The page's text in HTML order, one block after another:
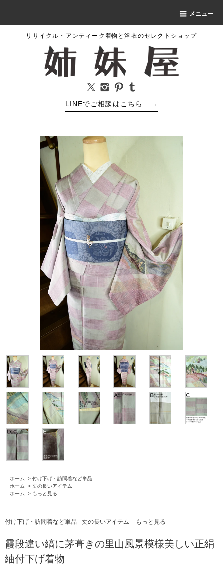
メニュー
リサイクル・アンティーク着物と浴衣のセレクトショップ
LINEでご相談はこちら →
ホーム > 付け下げ・訪問着など単品
ホーム
> 丈の長いアイテム
ホーム
> もっと見る
付け下げ・訪問着など単品 丈の長いアイテム もっと見る
霞段違い縞に茅葺きの里山風景模様美しい正絹
紬付下げ着物